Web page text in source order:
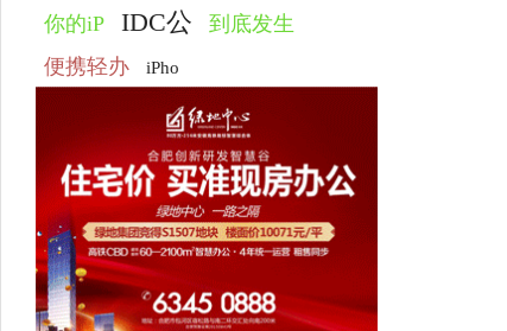
你的iP IDC公
到底发生
便携轻办
iPho